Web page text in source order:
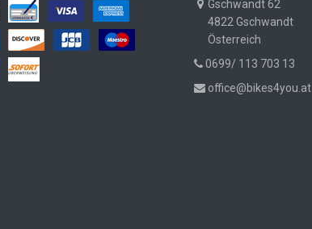
Gschwandt 62
4822 Gschwandt
Österreich
0699/ 113 703 13
office@bikes4you.at